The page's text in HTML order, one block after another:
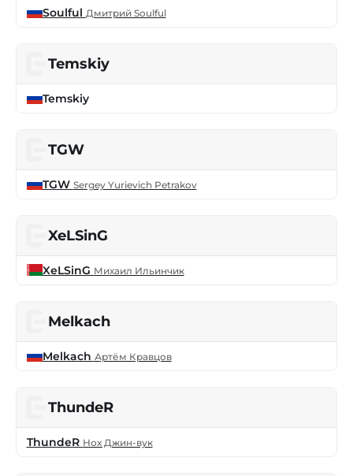
Soulful Дмитрий Soulful
Temskiy
Temskiy
TGW
TGW Sergey Yurievich Petrakov
XeLSinG
XeLSinG Михаил Ильинчик
Melkach
Melkach Артём Кравцов
ThundeR
ThundeR Нох Джин-вук